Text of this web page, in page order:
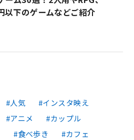
下のゲームなどご紹介
人気
インスタ映え
アニメ
カップル
食べ歩き
カフェ